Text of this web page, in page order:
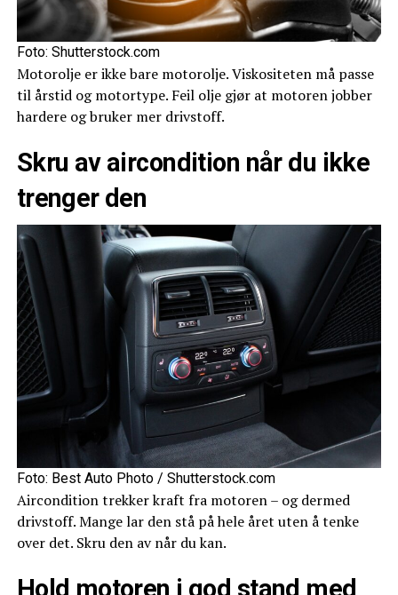
Foto: Shutterstock.com
Motorolje er ikke bare motorolje. Viskositeten må passe
til årstid og motortype. Feil olje gjør at motoren jobber
hardere og bruker mer drivstoff.
Skru av aircondition når du ikke
trenger den
Foto: Best Auto Photo / Shutterstock.com
Aircondition trekker kraft fra motoren – og dermed
drivstoff. Mange lar den stå på hele året uten å tenke
over det. Skru den av når du kan.
Hold motoren i god stand med